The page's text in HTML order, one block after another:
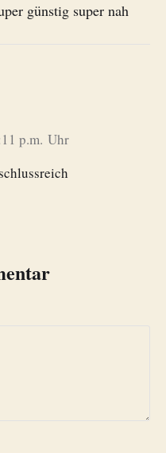
günstig super nah
p.m. Uhr